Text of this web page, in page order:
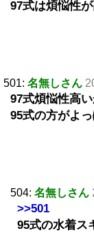
97式は煩悩性
501: 名無しさん
97式煩悩性高い
95式の方がよ
504: 名無しさん
>>501
95式の水着ス